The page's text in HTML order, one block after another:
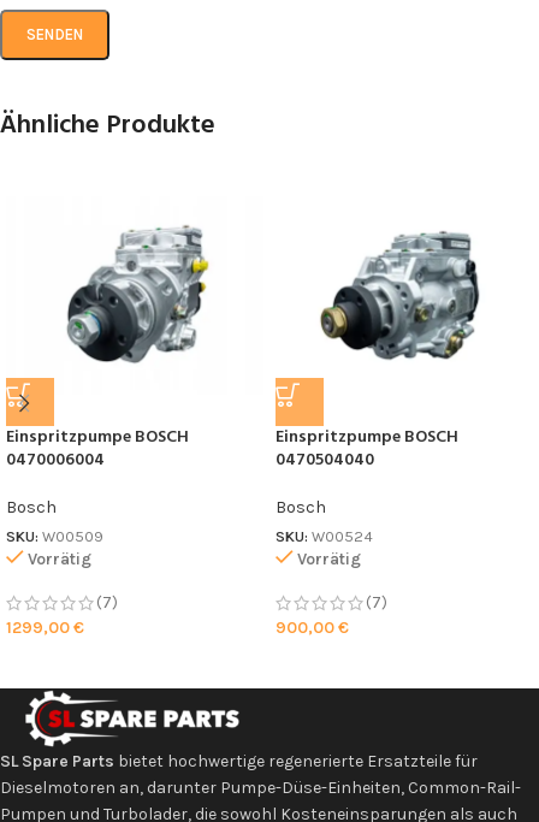
Ähnliche Produkte
Einspritzpumpe BOSCH
0470006004
Bosch
SKU: W00509
Vorrätig
(7)
1299,00€
Einspritzpumpe BOSCH
0470504040
Bosch
SKU: W00524
Vorrätig
(7)
900,00€
SL Spare Parts bietet hochwertige regenerierte Ersatzteile für
Dieselmotoren an, darunter Pumpe-Düse-Einheiten, Common-Rail-
Pumpen und Turbolader, die sowohl Kosteneinsparungen als auch